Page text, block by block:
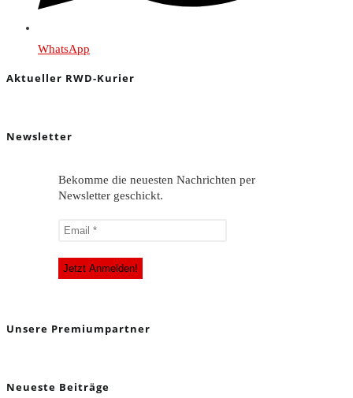
WhatsApp
Aktueller RWD-Kurier
Newsletter
Bekomme die neuesten Nachrichten per
Newsletter geschickt.
Unsere Premiumpartner
Neueste Beiträge